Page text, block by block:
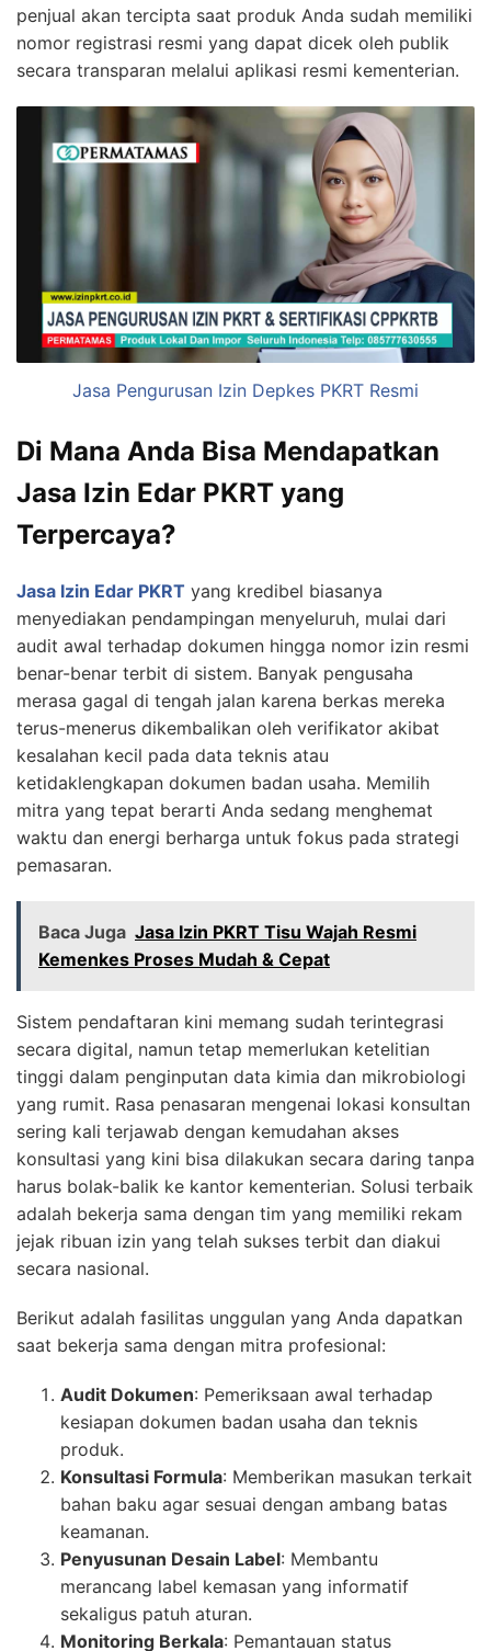
penjual akan tercipta saat produk Anda sudah memiliki
nomor registrasi resmi yang dapat dicek oleh publik
secara transparan melalui aplikasi resmi kementerian.
Jasa Pengurusan Izin Depkes PKRT Resmi
Di Mana Anda Bisa Mendapatkan
Jasa Izin Edar PKRT yang
Terpercaya?
Jasa Izin Edar PKRT yang kredibel biasanya
menyediakan pendampingan menyeluruh, mulai dari
audit awal terhadap dokumen hingga nomor izin resmi
benar-benar terbit di sistem. Banyak pengusaha
merasa gagal di tengah jalan karena berkas mereka
terus-menerus dikembalikan oleh verifikator akibat
kesalahan kecil pada data teknis atau
ketidaklengkapan dokumen badan usaha. Memilih
mitra yang tepat berarti Anda sedang menghemat
waktu dan energi berharga untuk fokus pada strategi
pemasaran.
Baca Juga Jasa Izin PKRT Tisu Wajah Resmi
Kemenkes Proses Mudah & Cepat
Sistem pendaftaran kini memang sudah terintegrasi
secara digital, namun tetap memerlukan ketelitian
tinggi dalam penginputan data kimia dan mikrobiologi
yang rumit. Rasa penasaran mengenai lokasi konsultan
sering kali terjawab dengan kemudahan akses
konsultasi yang kini bisa dilakukan secara daring tanpa
harus bolak-balik ke kantor kementerian. Solusi terbaik
adalah bekerja sama dengan tim yang memiliki rekam
jejak ribuan izin yang telah sukses terbit dan diakui
secara nasional.
Berikut adalah fasilitas unggulan yang Anda dapatkan
saat bekerja sama dengan mitra profesional:
Audit Dokumen: Pemeriksaan awal terhadap
kesiapan dokumen badan usaha dan teknis
produk.
Konsultasi Formula: Memberikan masukan terkait
bahan baku agar sesuai dengan ambang batas
keamanan.
Penyusunan Desain Label: Membantu
merancang label kemasan yang informatif
sekaligus patuh aturan.
Monitoring Berkala: Pemantauan status